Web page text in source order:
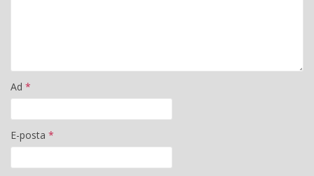
Ad *
E-posta *